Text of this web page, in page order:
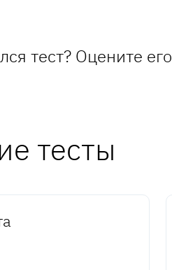
тест? Оцените его
тесты